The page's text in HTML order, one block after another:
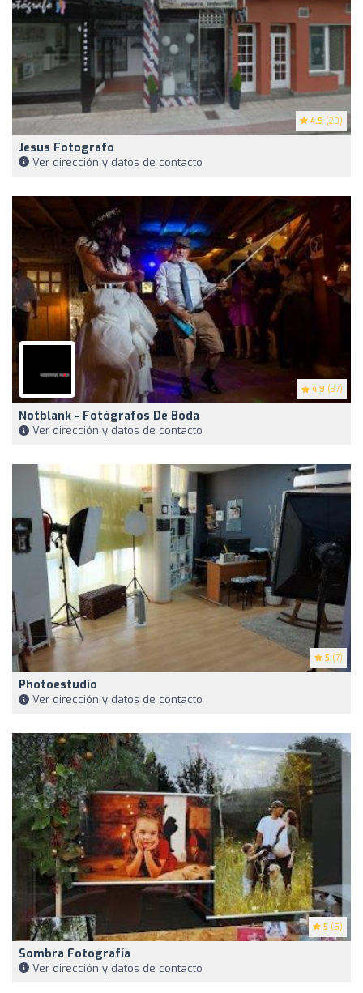
4.9 (20)
Jesus Fotografo
Ver dirección y datos de contacto
4.9 (37)
Notblank - Fotógrafos De Boda
Ver dirección y datos de contacto
5 (7)
Photoestudio
Ver dirección y datos de contacto
5 (5)
Sombra Fotografía
Ver dirección y datos de contacto